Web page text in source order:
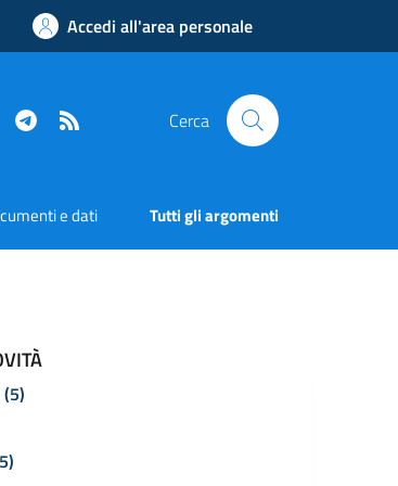
Accedi all'area personale
Telegram Cerca
e dati Tutti gli argomenti
(5)